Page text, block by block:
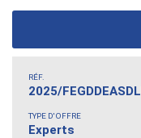
RÉF.
2025/
TYPE D'OFFRE
Experts